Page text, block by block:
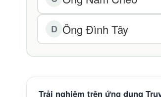
D Ông Đình Tây
Trải nghiệm trên ứng dụng